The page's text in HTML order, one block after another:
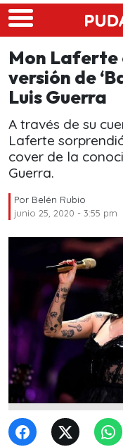
Skip to main content
Mon Laferte
versión de
Luis Guerra
A través de su
Laferte
cover de la
Guerra.
Por Belén Rubio
junio 25, 2020 - 3:55 pm